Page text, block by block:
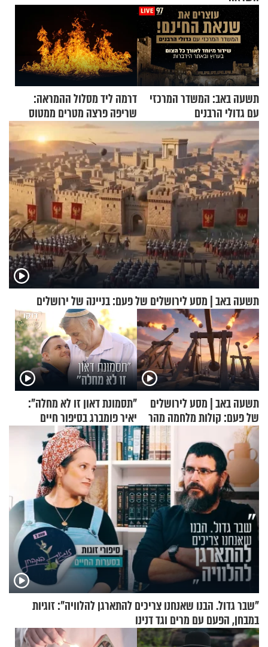
תשעה באב: המשדר המרכזי
עם גדולי הרבנים
דרמה ליד מסלול ההמראה:
שריפה פרצה מטרים ממטוס
מלא בנוסעים
תשעה באב | מסע לירושלים של פעם: בניינה של ירושלים
תשעה באב | מסע לירושלים
של פעם: קולות מלחמה מהר
הזיתים
"תסמונת דאון זו לא מחלה":
יאיר פומברג בסיפור חיים
מעורר השראה
"שבר גדול. הבנו שאנחנו צריכים להתארגן להלוויה": זוגיות
במבחן, הפעם עם מרים וגד דנינו